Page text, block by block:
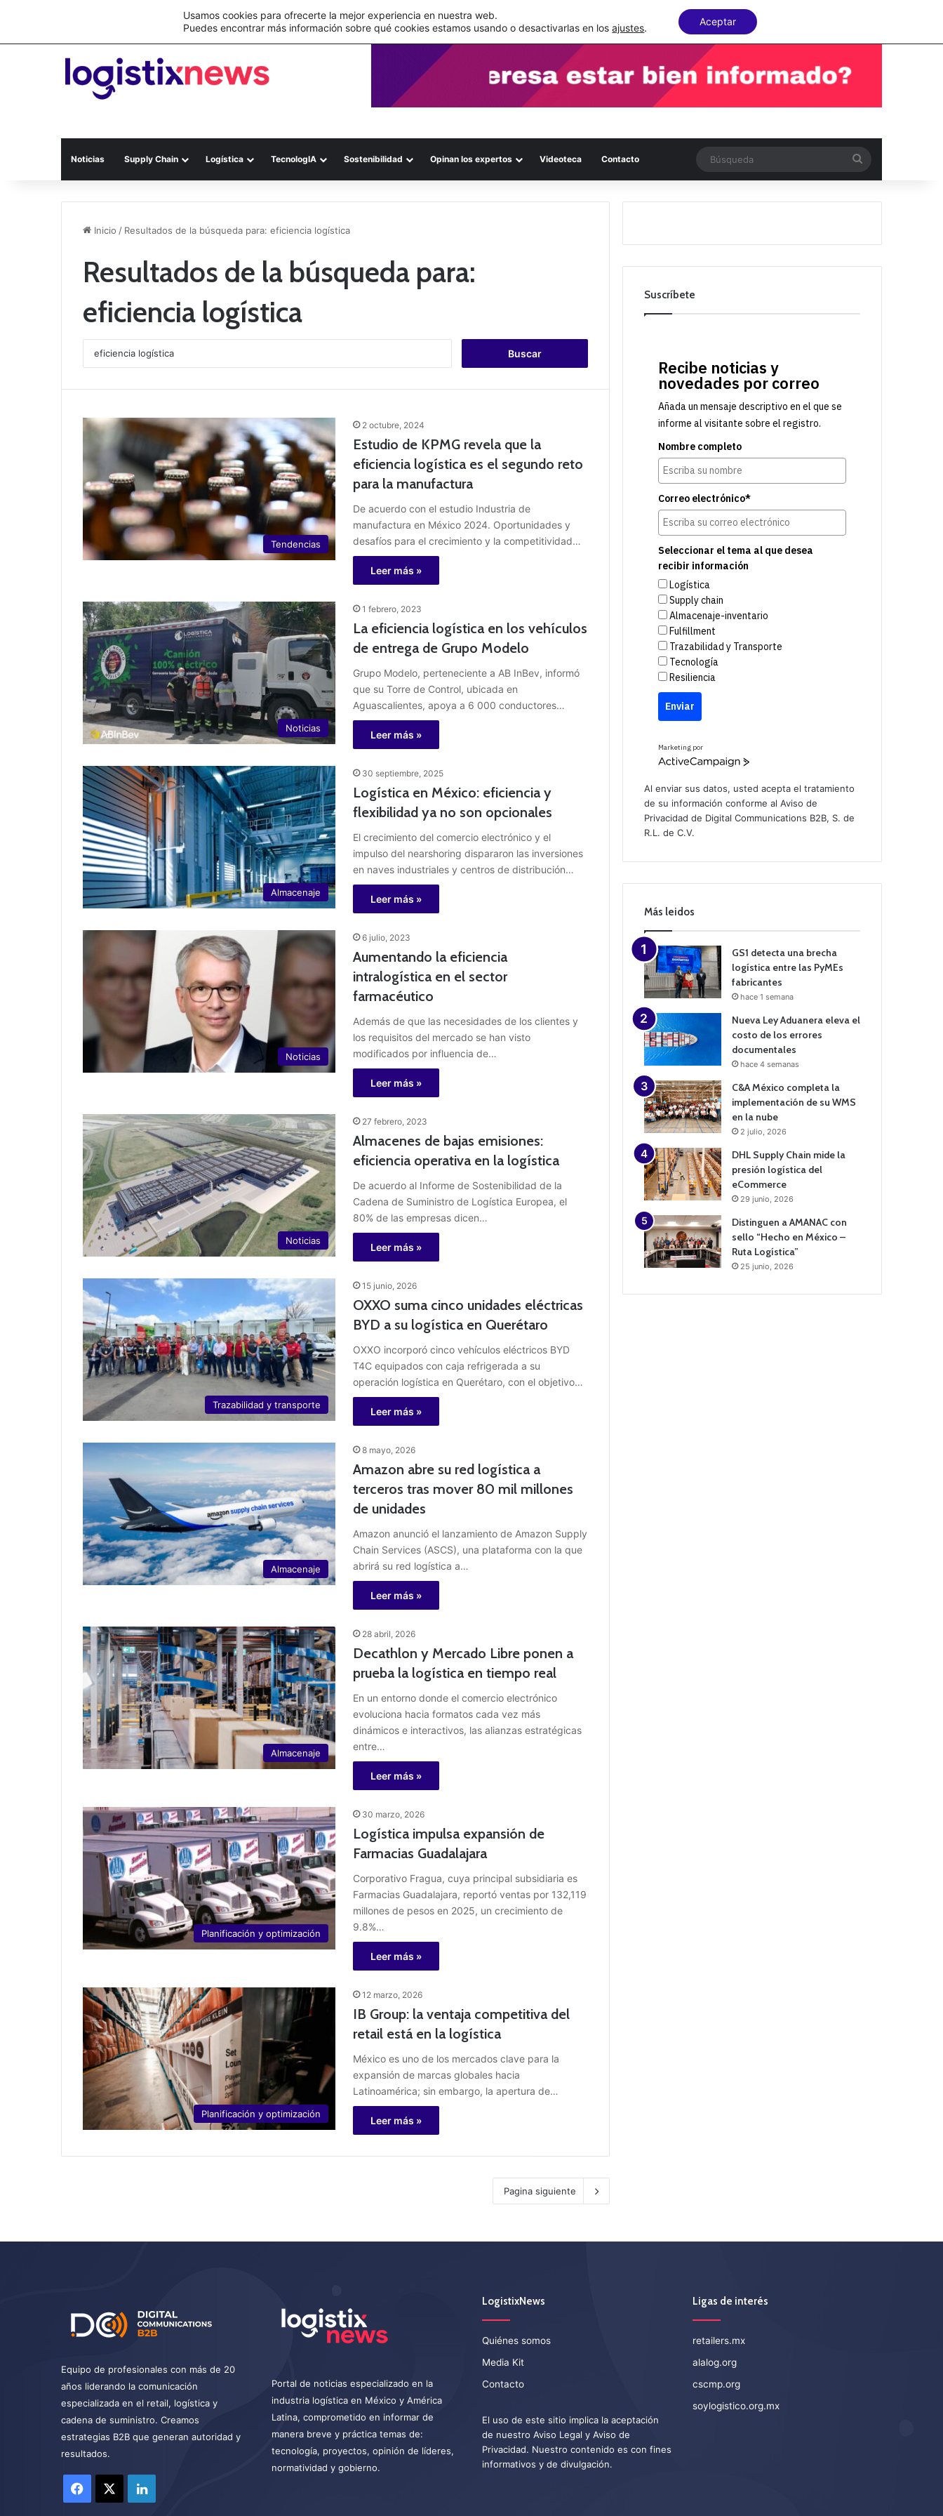
Nueva Ley Aduanera eleva el costo de los errores documentales
Noticias Supply Chain Logística TecnologIA Sostenibilidad Opinan los expertos Videoteca Contacto
Inicio / Resultados de la búsqueda para: eficiencia logística
Resultados de la búsqueda para:
eficiencia logística
c
Tendencias
2 octubre, 2024
Estudio de KPMG revela que la
eficiencia logística es el segundo reto
para la manufactura
De acuerdo con el estudio Industria de
manufactura en México 2024. Oportunidades y
desafíos para el crecimiento y la competitividad…
Leer más »
Noticias
1 febrero, 2023
La eficiencia logística en los vehículos
de entrega de Grupo Modelo
Grupo Modelo, perteneciente a AB InBev, informó
que su Torre de Control, ubicada en
Aguascalientes, apoya a 6 000 conductores…
Leer más »
Almacenaje
30 septiembre, 2025
Logística en México: eficiencia y
flexibilidad ya no son opcionales
El crecimiento del comercio electrónico y el
impulso del nearshoring dispararon las inversiones
en naves industriales y centros de distribución…
Leer más »
Noticias
6 julio, 2023
Aumentando la eficiencia
intralogística en el sector
farmacéutico
Además de que las necesidades de los clientes y
los requisitos del mercado se han visto
modificados por influencia de…
Leer más »
Noticias
27 febrero, 2023
Almacenes de bajas emisiones:
eficiencia operativa en la logística
De acuerdo al Informe de Sostenibilidad de la
Cadena de Suministro de Logística Europea, el
80% de las empresas dicen…
Leer más »
Trazabilidad y transporte
15 junio, 2026
OXXO suma cinco unidades eléctricas
BYD a su logística en Querétaro
OXXO incorporó cinco vehículos eléctricos BYD
T4C equipados con caja refrigerada a su
operación logística en Querétaro, con el objetivo…
Leer más »
Almacenaje
8 mayo, 2026
Amazon abre su red logística a
terceros tras mover 80 mil millones
de unidades
Amazon anunció el lanzamiento de Amazon Supply
Chain Services (ASCS), una plataforma con la que
abrirá su red logística a…
Leer más »
Almacenaje
28 abril, 2026
Decathlon y Mercado Libre ponen a
prueba la logística en tiempo real
En un entorno donde el comercio electrónico
evoluciona hacia formatos cada vez más
dinámicos e interactivos, las alianzas estratégicas
entre…
Leer más »
Planificación y optimización
30 marzo, 2026
Logística impulsa expansión de
Farmacias Guadalajara
Corporativo Fragua, cuya principal subsidiaria es
Farmacias Guadalajara, reportó ventas por 132,119
millones de pesos en 2025, un crecimiento de
9.8%…
Leer más »
Planificación y optimización
12 marzo, 2026
IB Group: la ventaja competitiva del
retail está en la logística
México es uno de los mercados clave para la
expansión de marcas globales hacia
Latinoamérica; sin embargo, la apertura de…
Leer más »
Pagina siguiente
Suscríbete
Recibe noticias y
novedades por correo
Añada un mensaje descriptivo en el que se
informe al visitante sobre el registro.
Nombre completo
Correo electrónico*
Seleccionar el tema al que desea
recibir información
Logística
Supply chain
Almacenaje-inventario
Fulfillment
Trazabilidad y Transporte
Tecnología
Resiliencia
Enviar
Marketing por
A
v
e
p
i
n
Al enviar sus datos, usted acepta el tratamiento
de su información conforme alAviso de
Privacidad de Digital Communications B2B, S. de
R.L. de C.V.
Más leidos
GS1 detecta una brecha
logística entre las PyMEs
fabricantes
hace 1 semana
Nueva Ley Aduanera eleva el
costo de los errores
documentales
hace 4 semanas
C&A México completa la
implementación de su WMS
en la nube
2 julio, 2026
DHL Supply Chain mide la
presión logística del
eCommerce
29 junio, 2026
Distinguen a AMANAC con
sello “Hecho en México –
Ruta Logística”
25 junio, 2026
Equipo de profesionales con más de 20
años liderando la comunicación
especializada en el retail, logística y
cadena de suministro. Creamos
estrategias B2B que generan autoridad y
resultados.
Facebook LinkedIn
Portal de noticias especializado en la
industria logística en México y América
Latina, comprometido en informar de
manera breve y práctica temas de:
tecnología, proyectos, opinión de líderes,
normatividad y gobierno.
LogistixNews
Quiénes somos
Media Kit
Contacto
El uso de este sitio implica la aceptación
de nuestro Aviso Legal y Aviso de
Privacidad. Nuestro contenido es con fines
informativos y de divulgación.
Ligas de interés
retailers.mx
alalog.org
cscmp.org
soylogistico.org.mx
Usamos cookies para ofrecerte la mejor experiencia en nuestra web.
Puedes encontrar más información sobre qué cookies estamos usando o desactivarlas en losajustes.
Aceptar